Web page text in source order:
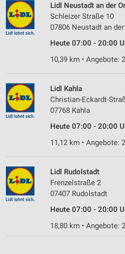
Lidl Neustadt an der
Schleizer Straße 10
07806 Neustadt an
Heute 07:00 - 20:00
10,39 km • Angebote:
Lidl Kahla
Christian-Eckardt-
07768 Kahla
Heute 07:00 - 20:00
11,12 km • Angebote:
Lidl Rudolstadt
Frenzelstraße 2
07407 Rudolstadt
Heute 07:00 - 20:00
18,80 km • Angebote: